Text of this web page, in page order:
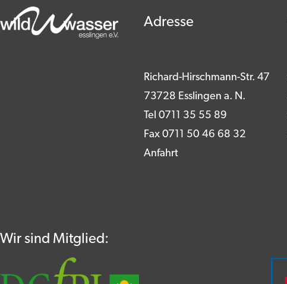
Adresse
Richard-Hirschmann-Str. 47
73728 Esslingen a. N.
Tel 0711 35 55 89
Fax 0711 50 46 68 32
Anfahrt
Wir sind Mitglied: